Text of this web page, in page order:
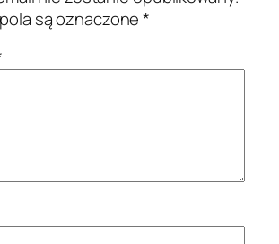
są oznaczone*